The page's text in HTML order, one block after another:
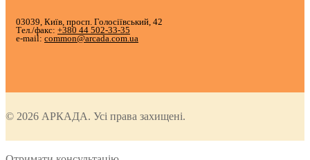
03039, Київ, просп. Голосіївський, 42
Тел./факс: +380 44 502-33-35
e-mail: common@arcada.com.ua
© 2026 АРКАДА. Усі права захищені.